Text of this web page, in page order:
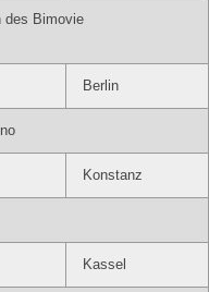
des Bimovie
Berlin
Konstanz
Kassel